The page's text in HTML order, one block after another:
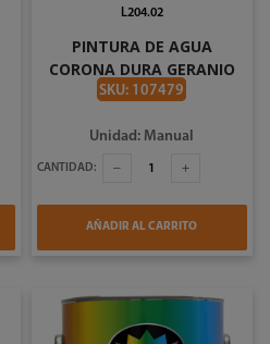
PINTURA DE AGUA
CORONA DURA GERANIO
EN GALON #2712
SKU: 107479
L204.02
Unidad: Manual
CANTIDAD:
AÑADIR AL CARRITO